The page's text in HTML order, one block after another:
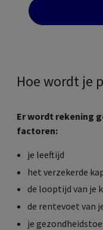
Hoe wordt je
Er wordt rekening
factoren:
je leeftijd
het verzekerde
de looptijd van je
de rentevoet van
je